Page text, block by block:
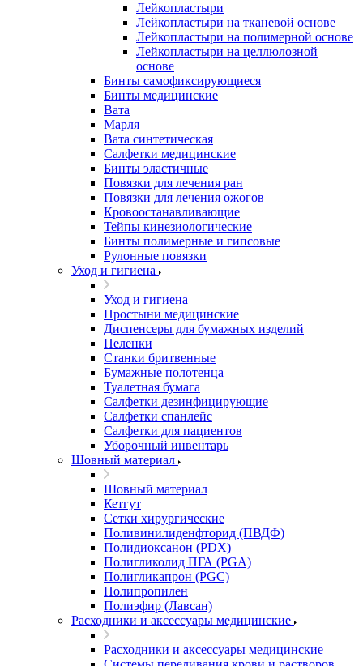
Лейкопластыри
Лейкопластыри на тканевой основе
Лейкопластыри на полимерной основе
Лейкопластыри на целлюлозной
основе
Бинты самофиксирующиеся
Бинты медицинские
Вата
Марля
Вата синтетическая
Салфетки медицинские
Бинты эластичные
Повязки для лечения ран
Повязки для лечения ожогов
Кровоостанавливающие
Тейпы кинезиологические
Бинты полимерные и гипсовые
Рулонные повязки
Уход и гигиена
Уход и гигиена
Простыни медицинские
Диспенсеры для бумажных изделий
Пеленки
Станки бритвенные
Бумажные полотенца
Туалетная бумага
Салфетки дезинфицирующие
Салфетки спанлейс
Салфетки для пациентов
Уборочный инвентарь
Шовный материал
Шовный материал
Кетгут
Сетки хирургические
Поливинилиденфторид (ПВДФ)
Полидиоксанон (PDX)
Полигликолид ПГА (PGA)
Полигликапрон (PGC)
Полипропилен
Полиэфир (Лавсан)
Расходники и аксессуары медицинские
Расходники и аксессуары медицинские